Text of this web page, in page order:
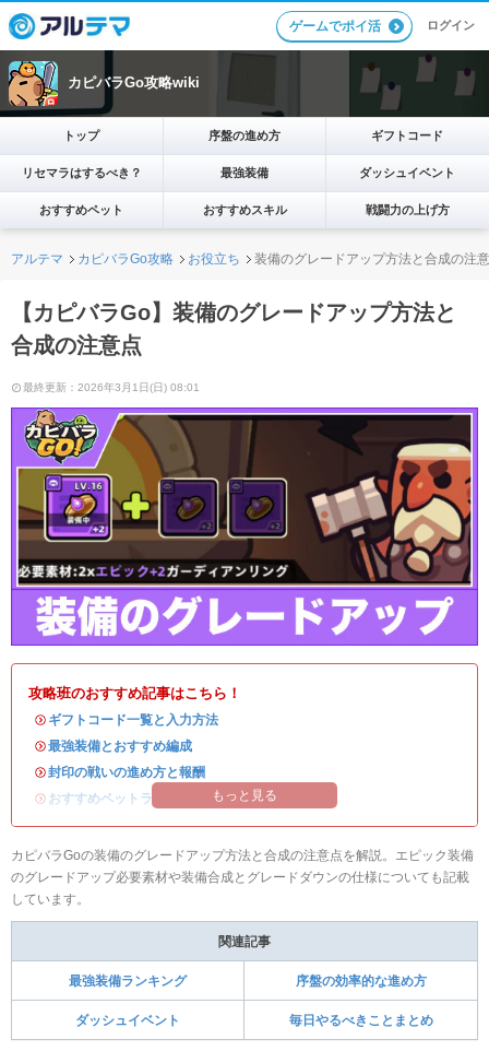
ゲームでポイ活 ログイン
カピバラGo攻略wiki
トップ 序盤の進め方 ギフトコード
リセマラはするべき？ 最強装備 ダッシュイベント
おすすめペット おすすめスキル 戦闘力の上げ方
アルテマ カピバラGo攻略 お役立ち 装備のグレードアップ方法と合成の注
【カピバラGo】装備のグレードアップ方法と
合成の注意点
最終更新：2026年3月1日(日) 08:01
攻略班のおすすめ記事はこちら！
・ ギフトコード一覧と入力方法
・最強装備とおすすめ編成
・封印の戦いの進め方と報酬
・ おすすめペットランキング もっと見る
カピバラGoの装備のグレードアップ方法と合成の注意点を解説。エピック装備
のグレードアップ必要素材や装備合成とグレードダウンの仕様についても記載
しています。
関連記事
最強装備ランキング 序盤の効率的な進め方
ダッシュイベント 毎日やるべきことまとめ